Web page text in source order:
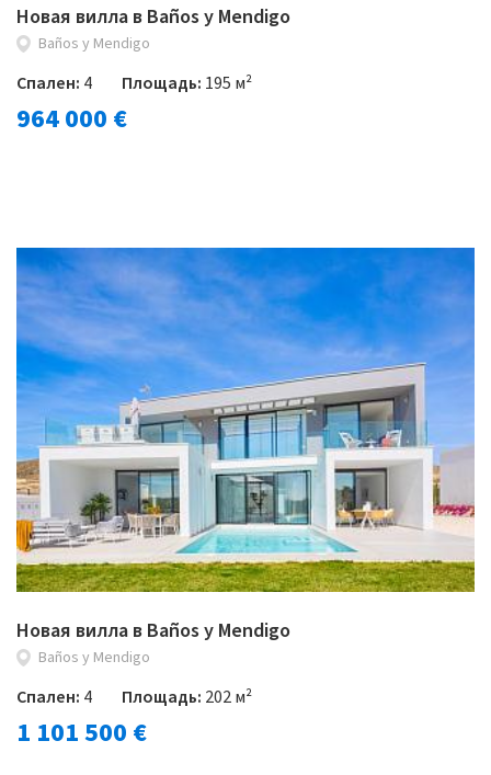
Новая вилла в Baños y Mendigo
Baños y Mendigo
Спален: 4 Площадь: 195 м²
964 000 €
Новая вилла в Baños y Mendigo
Baños y Mendigo
Спален: 4 Площадь: 202 м²
1 101 500 €